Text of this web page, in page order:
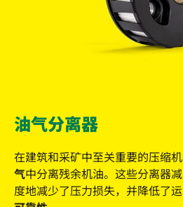
油气分离器
在建筑和采矿中至关重要的压缩
气中分离残余机油。这些分离器
度地减少了压力损失，并降低了